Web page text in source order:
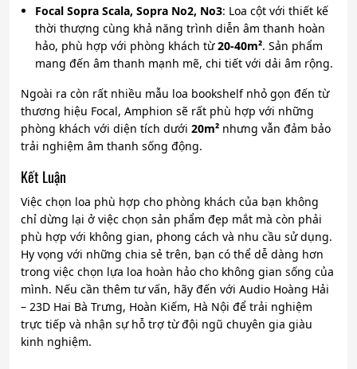
Focal Sopra Scala, Sopra No2, No3: Loa cột với thiết kế
thời thượng cùng khả năng trình diễn âm thanh hoàn
hảo, phù hợp với phòng khách từ20-40m². Sản phẩm
mang đến âm thanh mạnh mẽ, chi tiết với dải âm rộng.
Ngoài ra còn rất nhiều mẫu loa bookshelf nhỏ gọn đến từ
thương hiệu Focal, Amphion sẽ rất phù hợp với những
phòng khách với diện tích dưới 20m² nhưng vẫn đảm bảo
trải nghiệm âm thanh sống động.
Kết Luận
Việc chọn loa phù hợp cho phòng khách của bạn không
chỉ dừng lại ở việc chọn sản phẩm đẹp mắt mà còn phải
phù hợp với không gian, phong cách và nhu cầu sử dụng.
Hy vọng với những chia sẻ trên, bạn có thể dễ dàng hơn
trong việc chọn lựa loa hoàn hảo cho không gian sống của
mình. Nếu cần thêm tư vấn, hãy đến với Audio Hoàng Hải
– 23D Hai Bà Trưng, Hoàn Kiếm, Hà Nội để trải nghiệm
trực tiếp và nhận sự hỗ trợ từ đội ngũ chuyên gia giàu
kinh nghiệm.